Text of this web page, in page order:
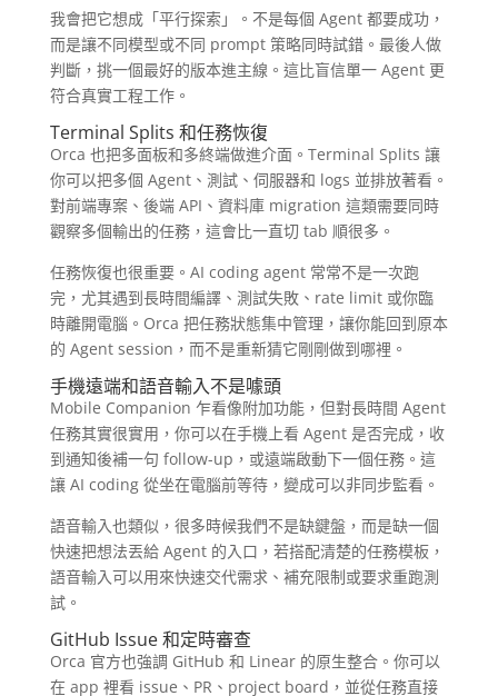
我會把它想成「平行探索」。不是每個 Agent 都要成功，
而是讓不同模型或不同 prompt 策略同時試錯。最後人做
判斷，挑一個最好的版本進主線。這比盲信單一 Agent 更
符合真實工程工作。
Terminal Splits 和任務恢復
Orca 也把多面板和多終端做進介面。Terminal Splits 讓
你可以把多個 Agent、測試、伺服器和 logs 並排放著看。
對前端專案、後端 API、資料庫 migration 這類需要同時
觀察多個輸出的任務，這會比一直切 tab 順很多。
任務恢復也很重要。AI coding agent 常常不是一次跑
完，尤其遇到長時間編譯、測試失敗、rate limit 或你臨
時離開電腦。Orca 把任務狀態集中管理，讓你能回到原本
的 Agent session，而不是重新猜它剛剛做到哪裡。
手機遠端和語音輸入不是噱頭
Mobile Companion 乍看像附加功能，但對長時間 Agent
任務其實很實用，你可以在手機上看 Agent 是否完成，收
到通知後補一句 follow-up，或遠端啟動下一個任務。這
讓 AI coding 從坐在電腦前等待，變成可以非同步監看。
語音輸入也類似，很多時候我們不是缺鍵盤，而是缺一個
快速把想法丟給 Agent 的入口，若搭配清楚的任務模板，
語音輸入可以用來快速交代需求、補充限制或要求重跑測
試。
GitHub Issue 和定時審查
Orca 官方也強調 GitHub 和 Linear 的原生整合。你可以
在 app 裡看 issue、PR、project board，並從任務直接